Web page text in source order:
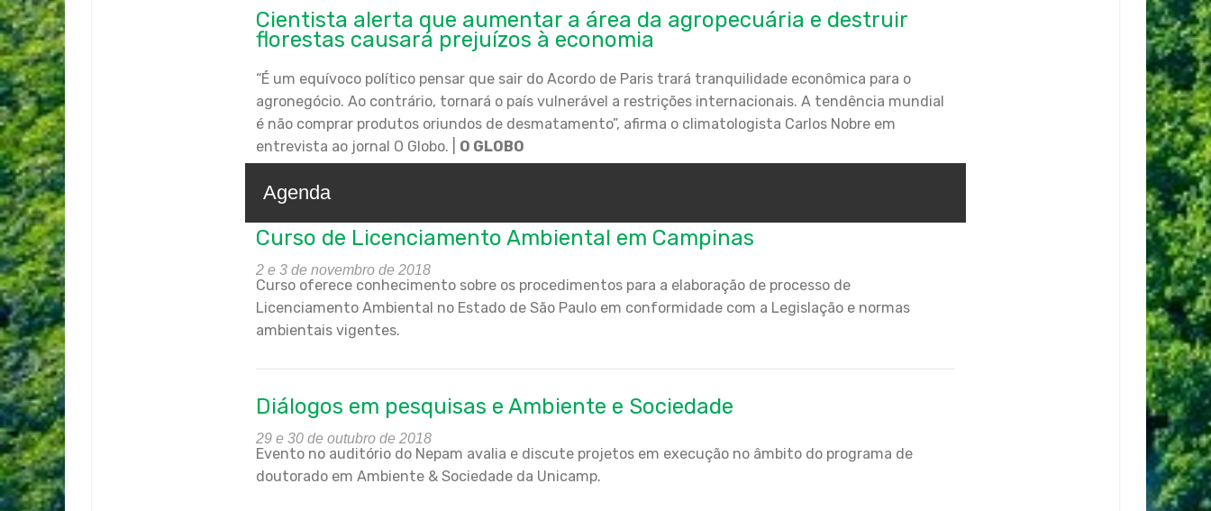
Cientista alerta que aumentar a área da agropecuária e destruir
florestas causará prejuízos à economia
“É um equívoco político pensar que sair do Acordo de Paris trará tranquilidade econômica para o
agronegócio. Ao contrário, tornará o país vulnerável a restrições internacionais. A tendência mundial
é não comprar produtos oriundos de desmatamento”, afirma o climatologista Carlos Nobre em
entrevista ao jornal O Globo. | O GLOBO
Agenda
Curso de Licenciamento Ambiental em Campinas
2 e 3 de novembro de 2018
Curso oferece conhecimento sobre os procedimentos para a elaboração de processo de
Licenciamento Ambiental no Estado de São Paulo em conformidade com a Legislação e normas
ambientais vigentes.
Diálogos em pesquisas e Ambiente e Sociedade
29 e 30 de outubro de 2018
Evento no auditório do Nepam avalia e discute projetos em execução no âmbito do programa de
doutorado em Ambiente & Sociedade da Unicamp.